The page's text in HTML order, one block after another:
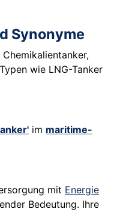
Synonyme
wie LNG-Tanker
im maritime-
mit Energie
Bedeutung. Ihre